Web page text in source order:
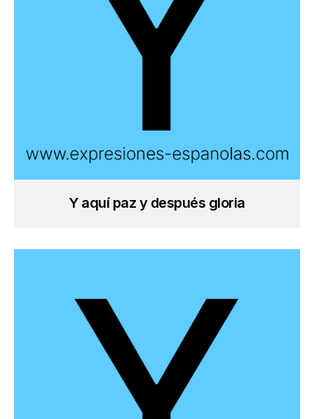
Y aquí paz y después gloria